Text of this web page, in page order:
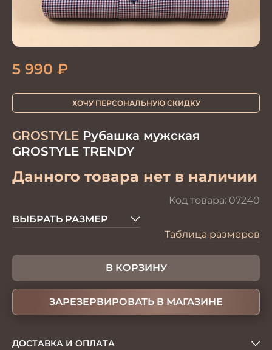
GROSTYLE Рубашка мужская
GROSTYLE TRENDY
Данного товара нет в наличии
Код товара: 07240
5 990 ₽
ХОЧУ ПЕРСОНАЛЬНУЮ СКИДКУ
ВЫБРАТЬ РАЗМЕР
Таблица размеров
В КОРЗИНУ
ЗАРЕЗЕРВИРОВАТЬ В МАГАЗИНЕ
ДОСТАВКА И ОПЛАТА